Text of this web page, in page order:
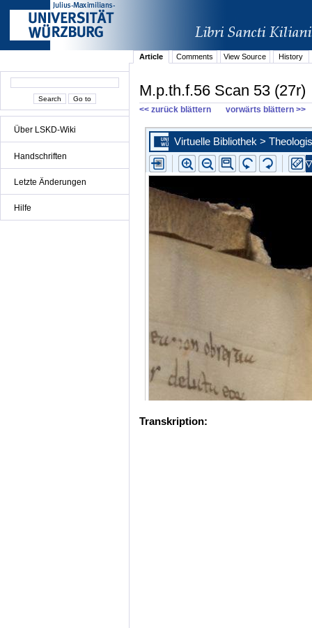
Über LSKD-Wiki
Handschriften
Letzte Änderungen
Hilfe
Article Comments View Source History
M.p.th.f.56 Scan 53 (27r)
<< zurück blättern vorwärts blättern >>
Transkription: